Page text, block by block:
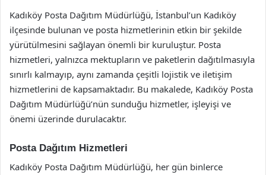
Kadıköy Posta Dağıtım Müdürlüğü, İstanbul’un Kadıköy
ilçesinde bulunan ve posta hizmetlerinin etkin bir şekilde
yürütülmesini sağlayan önemli bir kuruluştur. Posta
hizmetleri, yalnızca mektupların ve paketlerin dağıtılmasıyla
sınırlı kalmayıp, aynı zamanda çeşitli lojistik ve iletişim
hizmetlerini de kapsamaktadır. Bu makalede, Kadıköy Posta
Dağıtım Müdürlüğü’nün sunduğu hizmetler, işleyişi ve
önemi üzerinde durulacaktır.
Posta Dağıtım Hizmetleri
Kadıköy Posta Dağıtım Müdürlüğü, her gün binlerce